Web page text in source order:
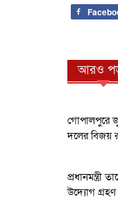
আরও
গোপালপুরে
দলের বিজয়
প্রধানমন্ত্রী
উদ্যোগ গ্রহণ